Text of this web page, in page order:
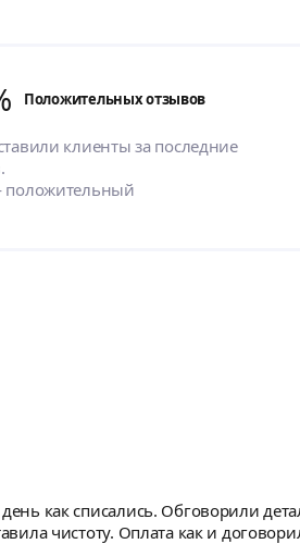
Положительных отзывов
клиенты за последние
как списались. Обговорили
чистоту. Оплата как и